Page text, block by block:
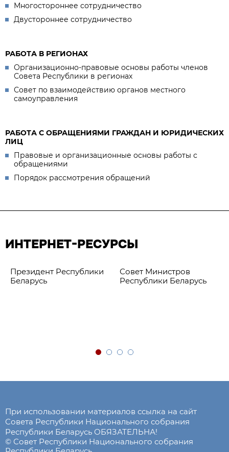
Многостороннее сотрудничество
Двустороннее сотрудничество
РАБОТА В РЕГИОНАХ
Организационно-правовые основы работы членов
Совета Республики в регионах
Совет по взаимодействию органов местного
самоуправления
РАБОТА С ОБРАЩЕНИЯМИ ГРАЖДАН И ЮРИДИЧЕСКИХ
ЛИЦ
Правовые и организационные основы работы с
обращениями
Порядок рассмотрения обращений
ИНТЕРНЕТ-РЕСУРСЫ
Президент Республики
Беларусь
Совет Министров
Республики Беларусь
При использовании материалов ссылка на сайт
Совета Республики Национального собрания
Республики Беларусь ОБЯЗАТЕЛЬНА!
© Совет Республики Национального собрания